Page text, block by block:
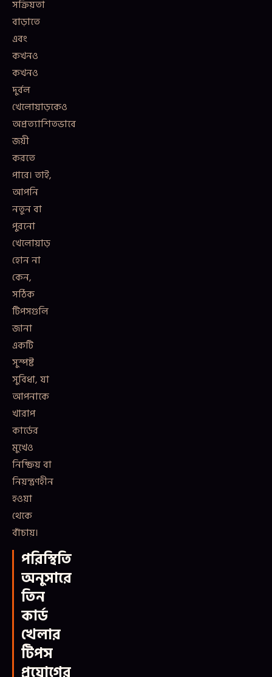
সক্রিয়তা
বাড়াতে
এবং
কখনও
কখনও
দুর্বল
খেলোয়াড়কেও
অপ্রত্যাশিতভাবে
জয়ী
করতে
পারে। তাই,
আপনি
নতুন বা
পুরনো
খেলোয়াড়
হোন না
কেন,
সঠিক
টিপসগুলি
জানা
একটি
সুস্পষ্ট
সুবিধা, যা
আপনাকে
খারাপ
কার্ডের
মুখেও
নিষ্ক্রিয় বা
নিয়ন্ত্রণহীন
হওয়া
থেকে
বাঁচায়।
পরিস্থিতি
অনুসারে
তিন
কার্ড
খেলার
টিপস